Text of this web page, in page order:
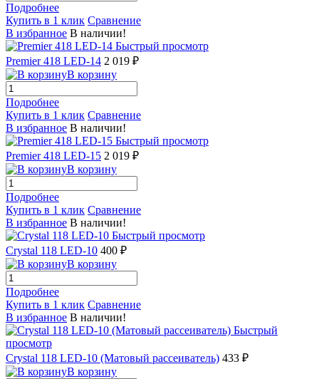
Подробнее
Купить в 1 клик Сравнение
В избранное В наличии!
Быстрый просмотр
Premier 418 LED-14 2 019 ₽
В корзину
Подробнее
Купить в 1 клик Сравнение
В избранное В наличии!
Быстрый просмотр
Premier 418 LED-15 2 019 ₽
В корзину
Подробнее
Купить в 1 клик Сравнение
В избранное В наличии!
Быстрый просмотр
Crystal 118 LED-10 400 ₽
В корзину
Подробнее
Купить в 1 клик Сравнение
В избранное В наличии!
Быстрый
просмотр
Crystal 118 LED-10 (Матовый рассеиватель) 433 ₽
В корзину